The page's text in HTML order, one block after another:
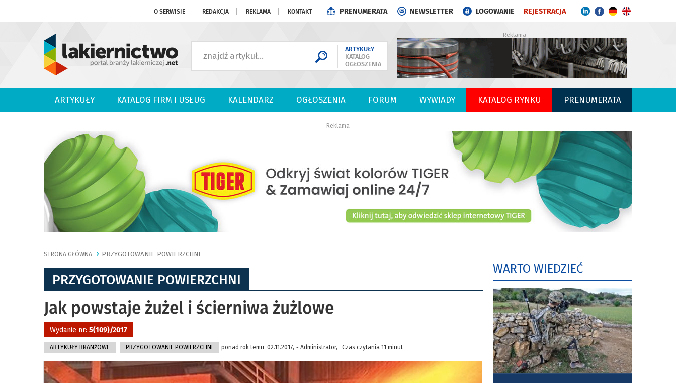
O SERWISIE REDAKCJA REKLAMA KONTAKT PRENUMERATA NEWSLETTER LOGOWANIE REJESTRACJA
ARTYKUŁY
KATALOG
OGŁOSZENIA
Reklama
ARTYKUŁY KATALOG FIRM I USŁUG KALENDARZ OGŁOSZENIA FORUM WYWIADY KATALOG RYNKU PRENUMERATA
Reklama
STRONA GŁÓWNA PRZYGOTOWANIE POWIERZCHNI
PRZYGOTOWANIE POWIERZCHNI
Jak powstaje żużel i ścierniwa żużlowe
Wydanie nr: 5(109)/2017
ARTYKUŁY BRANŻOWE PRZYGOTOWANIE POWIERZCHNI ponad rok temu 02.11.2017, ~ Administrator, Czas czytania 11 minut
WARTO WIEDZIEĆ